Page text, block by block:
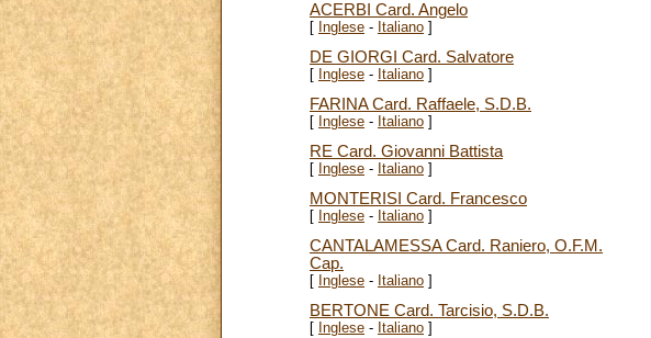
ACERBI Card. Angelo
[ Inglese - Italiano ]
DE GIORGI Card. Salvatore
[ Inglese - Italiano ]
FARINA Card. Raffaele, S.D.B.
[ Inglese - Italiano ]
RE Card. Giovanni Battista
[ Inglese - Italiano ]
MONTERISI Card. Francesco
[ Inglese - Italiano ]
CANTALAMESSA Card. Raniero, O.F.M.
Cap.
[ Inglese - Italiano ]
BERTONE Card. Tarcisio, S.D.B.
[ Inglese - Italiano ]